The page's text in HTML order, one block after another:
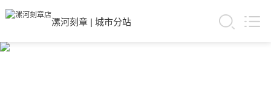
漯河刻章| 城市分站